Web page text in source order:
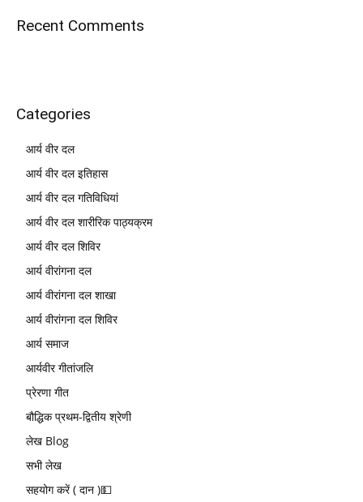
Recent Comments
Categories
आर्य वीर दल
आर्य वीर दल इतिहास
आर्य वीर दल गतिविधियां
आर्य वीर दल शारीरिक पाठ्यक्रम
आर्य वीर दल शिविर
आर्य वीरांगना दल
आर्य वीरांगना दल शाखा
आर्य वीरांगना दल शिविर
आर्य समाज
आर्यवीर गीतांजलि
प्रेरणा गीत
बौद्धिक प्रथम-द्वितीय श्रेणी
लेख Blog
सभी लेख
सहयोग करें ( दान )💵